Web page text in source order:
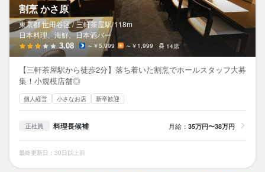
割烹 かさ原
東京都 世田谷区 / 三軒茶屋駅 118m
日本料理、海鮮、日本酒バー
3.08 ～￥5,999 ～￥1,999 14席
【三軒茶屋駅から徒歩2分】落ち着いた割烹でホールスタッフ大募
集！小規模店舗◎
個人経営 小さなお店 新卒歓迎
正社員 料理長候補 月給： 35万円〜38万円
最終更新日：30日以上前